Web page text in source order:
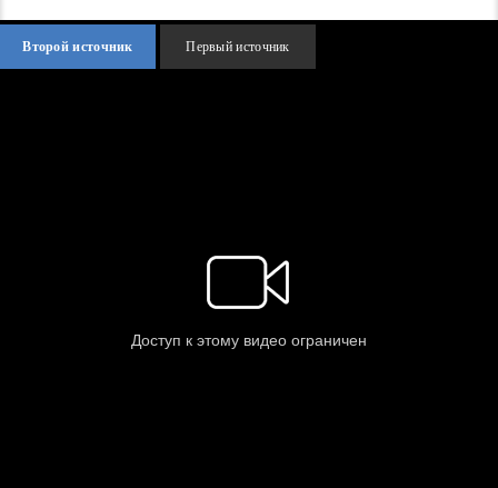
Второй источник Первый источник